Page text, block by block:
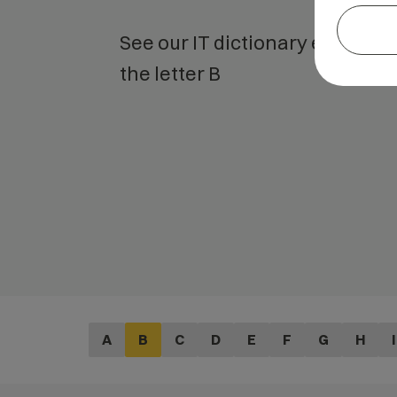
See our IT dictionary entries
the letter B
A B C D E F G H I